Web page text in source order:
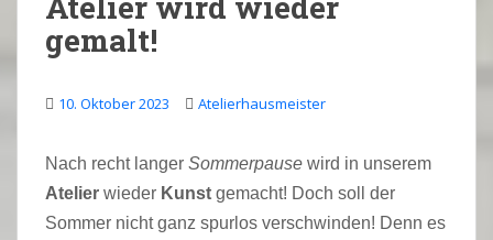
gemalt!
10. Oktober 2023 Atelierhausmeister
Nach recht langer Sommerpause wird in unserem
Atelier wieder Kunst gemacht! Doch soll der
Sommer nicht ganz spurlos verschwinden! Denn es